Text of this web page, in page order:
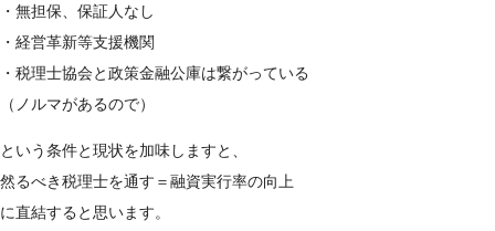
・無担保、保証人なし
・経営革新等支援機関
・税理士協会と政策金融公庫は繋がっている
（ノルマがあるので）
という条件と現状を加味しますと、
然るべき税理士を通す＝融資実行率の向上
に直結すると思います。